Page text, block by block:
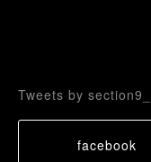
Tweets by
facebook